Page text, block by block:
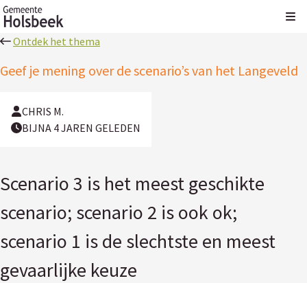
Ontdek het thema
Geef je mening over de scenario’s van het Langeveld
CHRIS M.
BIJNA 4 JAREN GELEDEN
Scenario 3 is het meest geschikte
scenario; scenario 2 is ook ok;
scenario 1 is de slechtste en meest
gevaarlijke keuze